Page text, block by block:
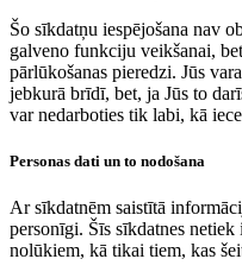
Šo sīkdatņu iespējošana nav
galveno funkciju veikšanai,
pārlūkošanas pieredzi. Jūs
jebkurā brīdī, bet, ja Jūs to
var nedarboties tik labi, kā
Personas dati un to nodošana
Ar sīkdatnēm saistītā
personīgi. Šīs sīkdatnes
nolūkiem, kā tikai tiem, kas